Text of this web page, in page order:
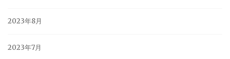
2023年8月
2023年7月